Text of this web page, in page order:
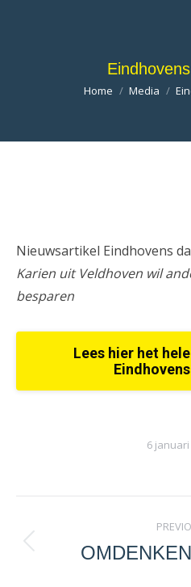
Je bent hier:
Home Media
Nieuwsartikel Eindhovens
Karien uit Veldhoven wil
besparen
Lees hier het
6 januari
navigation